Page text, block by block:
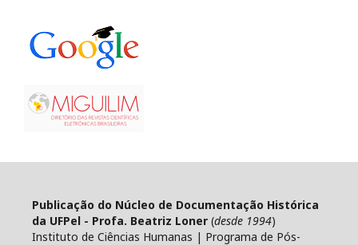
Publicação do Núcleo de Documentação Histórica
da UFPel - Profa. Beatriz Loner (desde 1994)
Instituto de Ciências Humanas | Programa de Pós-